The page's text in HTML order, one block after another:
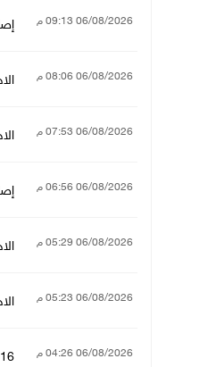
06/08/2026 09:13 م
06/08/2026 08:06 م
06/08/2026 07:53 م
06/08/2026 06:56 م
06/08/2026 05:29 م
06/08/2026 05:23 م
06/08/2026 04:26 م 16 إصابة منذ بدء عدوان الاحتلال على مخيم قلنديا وكفر عقب شمال القدس